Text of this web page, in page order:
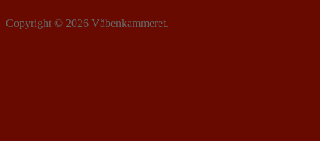
Copyright © 2026 Våbenkammeret.